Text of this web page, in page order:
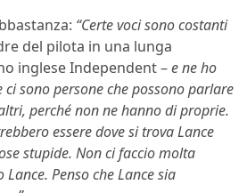
“Certe voci sono costanti
del pilota in una lunga
inglese Independent –e ne ho
ci sono persone che possono parlare
perché non ne hanno di proprie.
essere dove si trova Lance
stupide. Non ci faccio molta
Penso che Lance sia